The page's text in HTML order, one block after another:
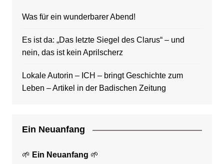
Was für ein wunderbarer Abend!
Es ist da: „Das letzte Siegel des Clarus“ – und
nein, das ist kein Aprilscherz
Lokale Autorin – ICH – bringt Geschichte zum
Leben – Artikel in der Badischen Zeitung
Ein Neuanfang
🌱 Ein Neuanfang 🌱